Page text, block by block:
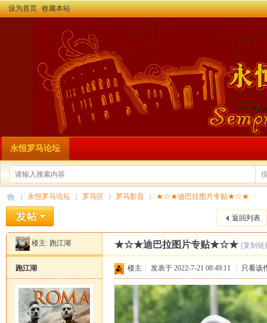
设为首页 收藏本站
永恒罗马论坛
»
永恒罗马论坛 罗马区 罗马影音
›
★☆★迪巴拉图片专贴★☆★
返回列表
楼主: 跑江湖 ★☆★迪巴拉图片专贴★☆★ [复制链
跑江湖 楼主 发表于 2022-7-21 08:49:11 只看该